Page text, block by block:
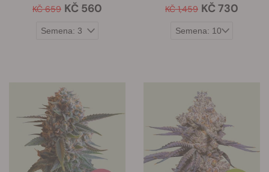
KČ 659 KČ 560 KČ 1,459 KČ 730